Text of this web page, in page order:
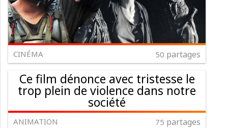
CINÉMA 50 partages
Ce film dénonce avec tristesse le
trop plein de violence dans notre
société
ANIMATION 75 partages